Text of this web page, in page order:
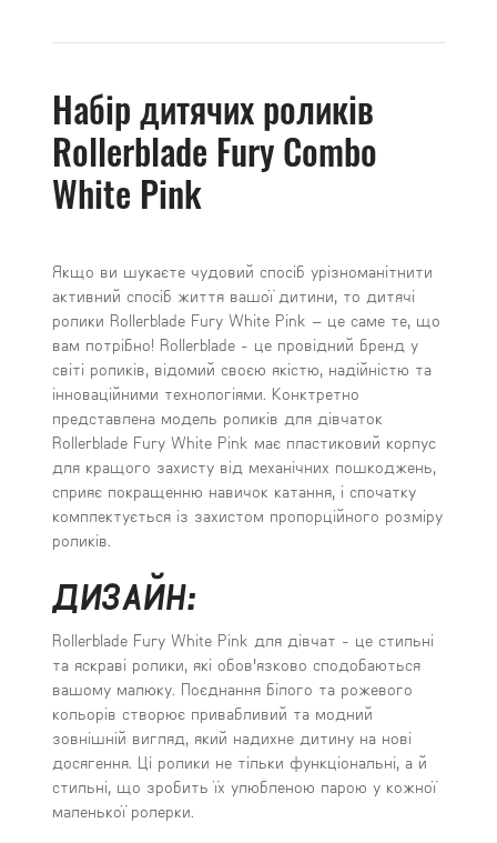
Набір дитячих роликів
Rollerblade Fury Combo
White Pink
Якщо ви шукаєте чудовий спосіб урізноманітнити
активний спосіб життя вашої дитини, то дитячі
ролики Rollerblade Fury White Pink – це саме те, що
вам потрібно! Rollerblade - це провідний бренд у
світі роликів, відомий своєю якістю, надійністю та
інноваційними технологіями. Конктретно
представлена модель роликів для дівчаток
Rollerblade Fury White Pink має пластиковий корпус
для кращого захисту від механічних пошкоджень,
сприяє покращенню навичок катання, і спочатку
комплектується із захистом пропорційного розміру
роликів.
ДИЗАЙН:
Rollerblade Fury White Pink для дівчат - це стильні
та яскраві ролики, які обов'язково сподобаються
вашому малюку. Поєднання білого та рожевого
кольорів створює привабливий та модний
зовнішній вигляд, який надихне дитину на нові
досягення. Ці ролики не тільки функціональні, а й
стильні, що зробить їх улюбленою парою у кожної
маленької ролерки.